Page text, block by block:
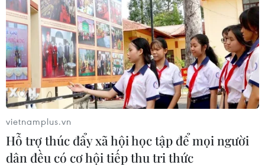
#Tiêm chủng #Đeo khẩu trang
#Tình nguyện viên
#Bang California
Mỹ
Theo dõi VietnamPlus
vietnamplus.vn
Hỗ trợ thúc đẩy xã hội học tập để mọi người
dân đều có cơ hội tiếp thu tri thức